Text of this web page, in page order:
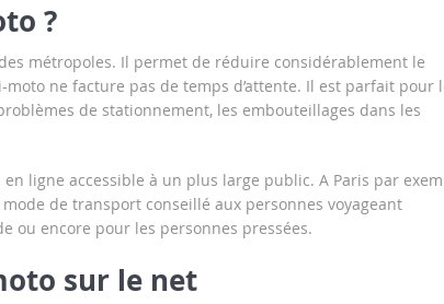
?
métropoles. Il permet de réduire considérablement le
ne facture pas de temps d’attente. Il est parfait pour
de stationnement, les embouteillages dans les
ligne accessible à un plus large public. A Paris par
mode de transport conseillé aux personnes voyageant
ou encore pour les personnes pressées.
sur le net